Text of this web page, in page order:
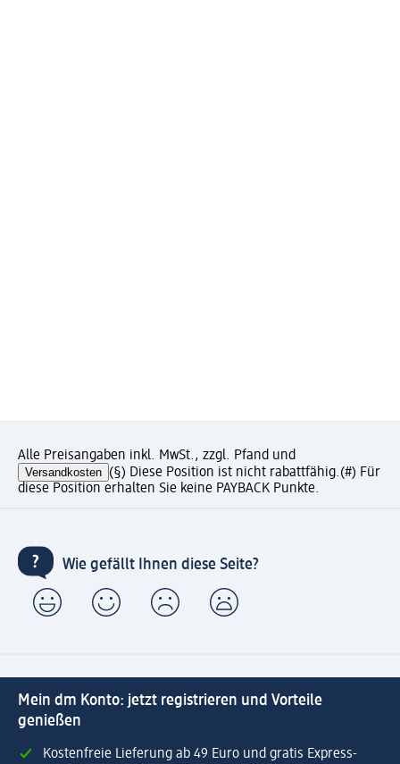
Alle Preisangaben inkl. MwSt., zzgl. Pfand und
Versandkosten (§) Diese Position ist nicht rabattfähig.(#) Für
diese Position erhalten Sie keine PAYBACK Punkte.
Wie gefällt Ihnen diese Seite?
Mein dm Konto: jetzt registrieren und Vorteile
genießen
Kostenfreie Lieferung ab 49 Euro und gratis Express-